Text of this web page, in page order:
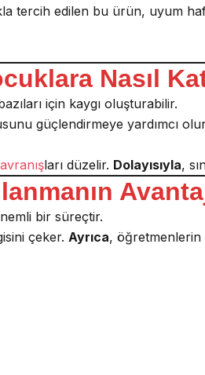
tercih edilen bu ürün, uyum
Nasıl
için kaygı oluşturabilir.
güçlendirmeye yardımcı
ları düzelir. Dolayısıyla,
bir süreçtir.
çeker. Ayrıca, öğretmenlerin